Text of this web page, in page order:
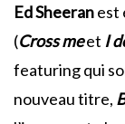
Ed Sheeranest
(Cross meet I
featuring qui
nouveau titre,